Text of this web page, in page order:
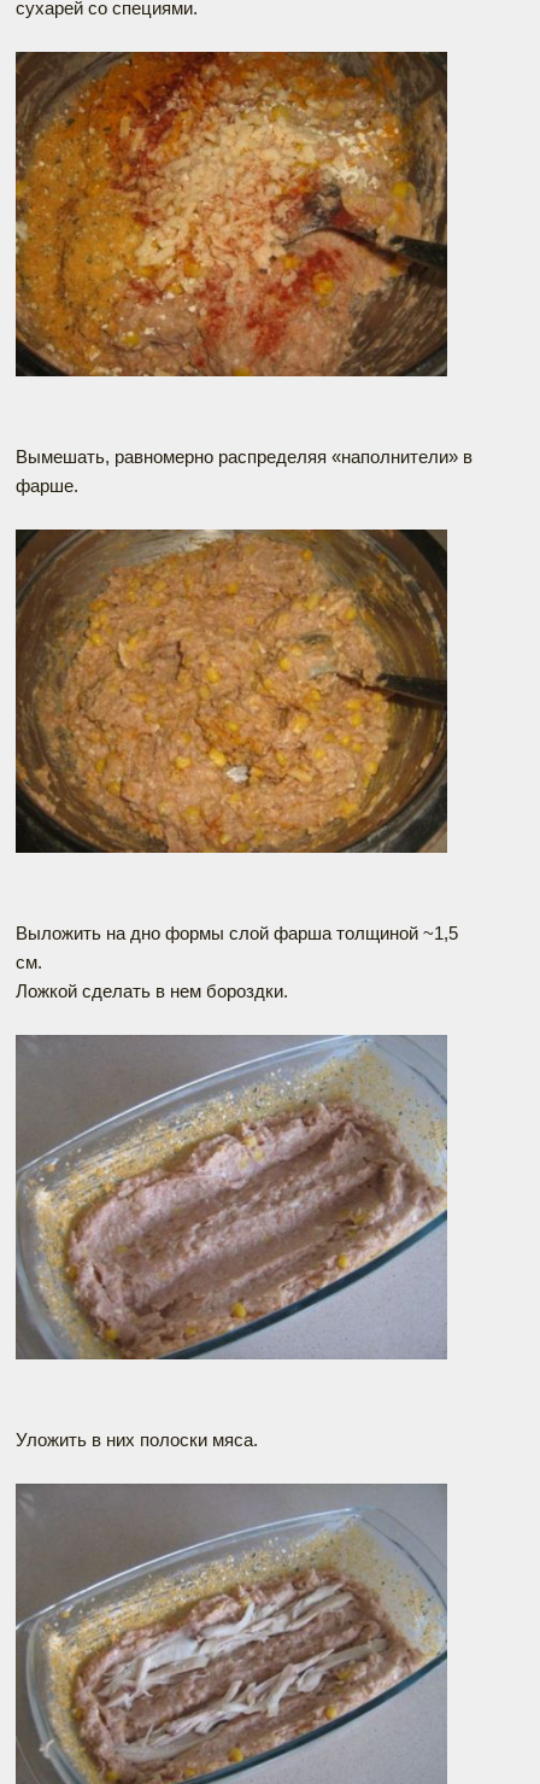
сухарей со специями.
Вымешать, равномерно распределяя «наполнители» в
фарше.
Выложить на дно формы слой фарша толщиной ~1,5
см.
Ложкой сделать в нем бороздки.
Уложить в них полоски мяса.